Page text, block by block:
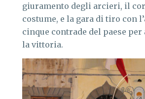
giuramento degli arcieri, il
costume, e la gara di tiro con
cinque contrade del paese
la vittoria.